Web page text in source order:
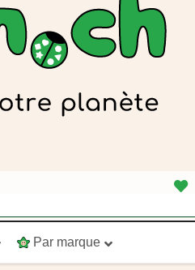
Par marque